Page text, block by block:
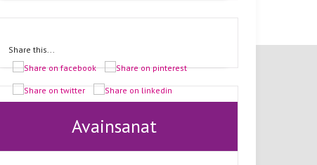
Share this...
Avainsanat